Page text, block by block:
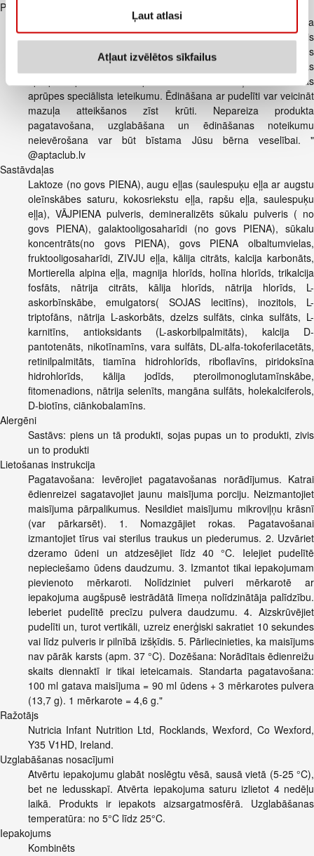
Ļaut atlasi
Atļaut izvēlētos sīkfailus
Papildus informācija
Svarīga informācija Piemērots zīdaiņiem no dzimšanas, ja
zīdaini nav iespējams barot ar krūti. Mātes piens ir vislabākais
uzturs mazulim. Tajā ir visas nepieciešamās uzturvielas. Pirms
uzsākat šī produkta lietošanu, konsultējieties ar veselības
aprūpes speciālistu. Šo produktu lietot saskaņā ar veselības
aprūpes speciālista ieteikumu. Ēdināšana ar pudelīti var veicināt
mazuļa atteikšanos zīst krūti. Nepareiza produkta
pagatavošana, uzglabāšana un ēdināšanas noteikumu
neievērošana var būt bīstama Jūsu bērna veselībai. "
@aptaclub.lv
Sastāvdaļas
Laktoze (no govs PIENA), augu eļļas (saulespuķu eļļa ar augstu
oleīnskābes saturu, kokosriekstu eļļa, rapšu eļļa, saulespuķu
eļļa), VĀJPIENA pulveris, demineralizēts sūkalu pulveris ( no
govs PIENA), galaktooligosaharīdi (no govs PIENA), sūkalu
koncentrāts(no govs PIENA), govs PIENA olbaltumvielas,
fruktooligosaharīdi, ZIVJU eļļa, kālija citrāts, kalcija karbonāts,
Mortierella alpina eļļa, magnija hlorīds, holīna hlorīds, trikalcija
fosfāts, nātrija citrāts, kālija hlorīds, nātrija hlorīds, L-
askorbīnskābe, emulgators( SOJAS lecitīns), inozitols, L-
triptofāns, nātrija L-askorbāts, dzelzs sulfāts, cinka sulfāts, L-
karnitīns, antioksidants (L-askorbilpalmitāts), kalcija D-
pantotenāts, nikotīnamīns, vara sulfāts, DL-alfa-tokoferilacetāts,
retinilpalmitāts, tiamīna hidrohlorīds, riboflavīns, piridoksīna
hidrohlorīds, kālija jodīds, pteroilmonoglutamīnskābe,
fitomenadions, nātrija selenīts, mangāna sulfāts, holekalciferols,
D-biotīns, ciānkobalamīns.
Alergēni
Sastāvs: piens un tā produkti, sojas pupas un to produkti, zivis
un to produkti
Lietošanas instrukcija
Pagatavošana: Ievērojiet pagatavošanas norādījumus. Katrai
ēdienreizei sagatavojiet jaunu maisījuma porciju. Neizmantojiet
maisījuma pārpalikumus. Nesildiet maisījumu mikroviļņu krāsnī
(var pārkarsēt). 1. Nomazgājiet rokas. Pagatavošanai
izmantojiet tīrus vai sterilus traukus un piederumus. 2. Uzvāriet
dzeramo ūdeni un atdzesējiet līdz 40 °C. Ielejiet pudelītē
nepieciešamo ūdens daudzumu. 3. Izmantot tikai iepakojumam
pievienoto mērkaroti. Nolīdziniet pulveri mērkarotē ar
iepakojuma augšpusē iestrādātā līmeņa nolīdzinātāja palīdzību.
Ieberiet pudelītē precīzu pulvera daudzumu. 4. Aizskrūvējiet
pudelīti un, turot vertikāli, uzreiz enerģiski sakratiet 10 sekundes
vai līdz pulveris ir pilnībā izšķīdis. 5. Pārliecinieties, ka maisījums
nav pārāk karsts (apm. 37 °C). Dozēšana: Norādītais ēdienreižu
skaits diennaktī ir tikai ieteicamais. Standarta pagatavošana:
100 ml gatava maisījuma = 90 ml ūdens + 3 mērkarotes pulvera
(13,7 g). 1 mērkarote = 4,6 g."
Ražotājs
Nutricia Infant Nutrition Ltd, Rocklands, Wexford, Co Wexford,
Y35 V1HD, Ireland.
Uzglabāšanas nosacījumi
Atvērtu iepakojumu glabāt noslēgtu vēsā, sausā vietā (5-25 °C),
bet ne ledusskapī. Atvērta iepakojuma saturu izlietot 4 nedēļu
laikā. Produkts ir iepakots aizsargatmosfērā. Uzglabāšanas
temperatūra: no 5°C līdz 25°C.
Iepakojums
Kombinēts